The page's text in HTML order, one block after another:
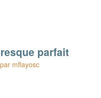
parfait
par mflayosc